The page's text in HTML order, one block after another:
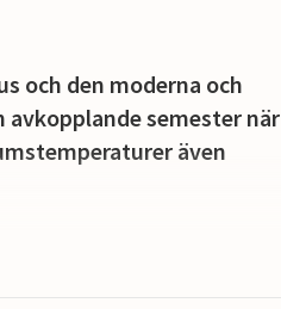
och den moderna och
semester när
även
läckra godsaker från